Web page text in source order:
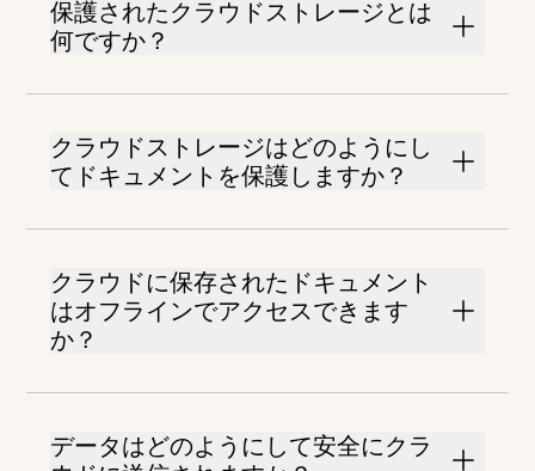
保護されたクラウドストレージとは
何ですか？
クラウドストレージはどのようにし
てドキュメントを保護しますか？
クラウドに保存されたドキュメント
はオフラインでアクセスできます
か？
データはどのようにして安全にクラ